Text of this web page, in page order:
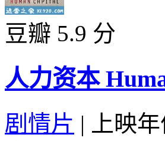
豆瓣 5.9 分
人力资本
剧情片 | 上映